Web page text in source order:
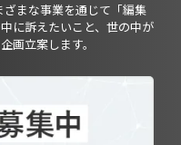
まな事業を通じて「編集
に訴えたいこと、世の中が
画立案します。